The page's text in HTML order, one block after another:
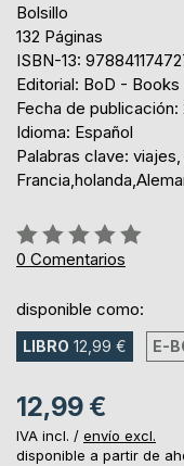
Bolsillo
132 Páginas
ISBN-13:
Editorial: BoD - Books
Fecha de publicación:
Idioma: Español
Palabras clave:
Rating:
0%
0 Comentarios
disponible como:
LIBRO 12,99 € E-
12,99 €
IVA incl. / envío excl.
disponible a partir de